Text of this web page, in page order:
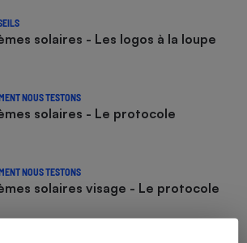
solaires - Les logos à la loupe
NOUS TESTONS
solaires - Le protocole
NOUS TESTONS
solaires visage - Le protocole